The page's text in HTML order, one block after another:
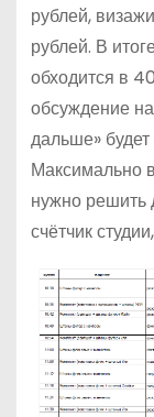
рублей,
рублей. В
обходится в
обсуждение
дальше»
Максимально
нужно решить
счётчик